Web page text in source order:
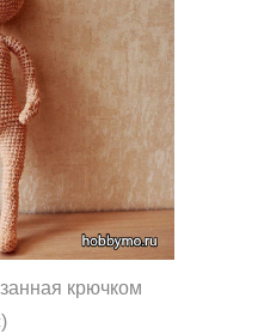
крючком